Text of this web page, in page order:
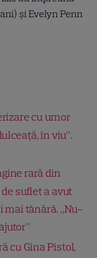
și Evelyn Penn
cu umor
în viu”.
rară din
suflet a avut
mai tânără. „Nu-
cu Gina Pistol,